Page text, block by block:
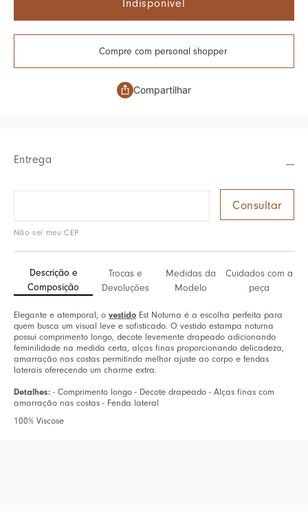
Indisponível
Compre com personal shopper
Compartilhar
Entrega
Não sei meu CEP
Descrição e
Composição
Trocas e
Devoluções
Medidas da
Modelo
Cuidados com a
peça
Elegante e atemporal, o vestido Est Noturna é a escolha perfeita para
quem busca um visual leve e sofisticado. O vestido estampa noturna
possui comprimento longo, decote levemente drapeado adicionando
feminilidade na medida certa, alças finas proporcionando delicadeza,
amarração nas costas permitindo melhor ajuste ao corpo e fendas
laterais oferecendo um charme extra.
Detalhes: - Comprimento longo - Decote drapeado - Alças finas com
amarração nas costas - Fenda lateral
100% Viscose